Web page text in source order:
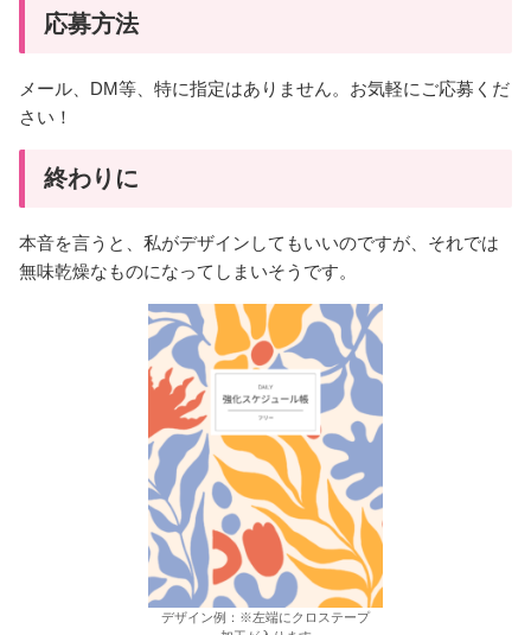
応募方法
メール、DM等、特に指定はありません。お気軽にご応募くだ
さい！
終わりに
本音を言うと、私がデザインしてもいいのですが、それでは
無味乾燥なものになってしまいそうです。
デザイン例：※左端にクロステープ